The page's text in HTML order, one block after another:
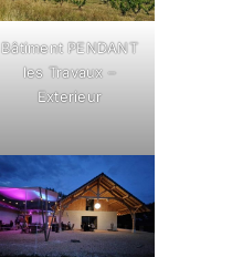
Bâtiment PENDANT
les Travaux –
Exterieur